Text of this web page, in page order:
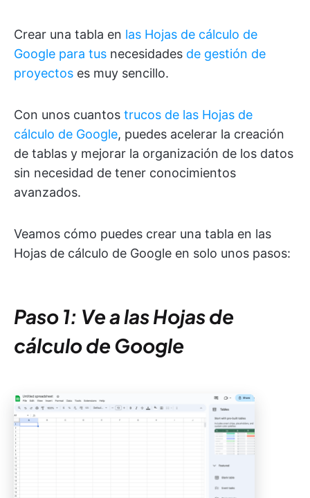
Crear una tabla en las Hojas de cálculo de
Google para tus necesidades de gestión de
proyectos es muy sencillo.
Con unos cuantos trucos de las Hojas de
cálculo de Google, puedes acelerar la creación
de tablas y mejorar la organización de los datos
sin necesidad de tener conocimientos
avanzados.
Veamos cómo puedes crear una tabla en las
Hojas de cálculo de Google en solo unos pasos:
Paso 1: Ve a las Hojas de
cálculo de Google